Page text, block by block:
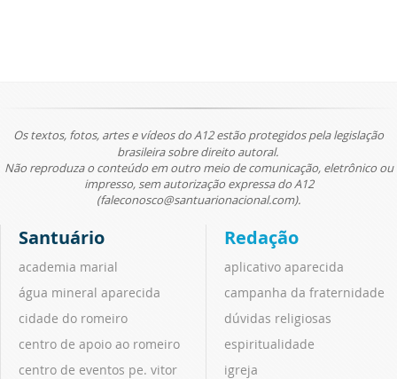
Os textos, fotos, artes e vídeos do A12 estão protegidos pela legislação
brasileira sobre direito autoral.
Não reproduza o conteúdo em outro meio de comunicação, eletrônico ou
impresso, sem autorização expressa do A12
(faleconosco@santuarionacional.com).
Santuário
academia marial
água mineral aparecida
cidade do romeiro
centro de apoio ao romeiro
centro de eventos pe. vitor
Redação
aplicativo aparecida
campanha da fraternidade
dúvidas religiosas
espiritualidade
igreja